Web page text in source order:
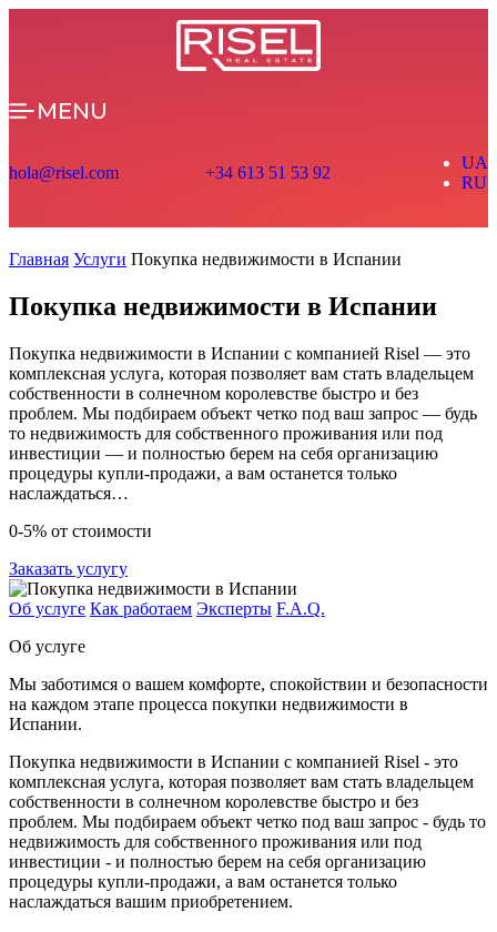
MENU
hola@risel.com +34 613 51 53 92
UA
RU
Главная Услуги Покупка недвижимости в Испании
Покупка недвижимости в Испании
Покупка недвижимости в Испании с компанией Risel — это
комплексная услуга, которая позволяет вам стать владельцем
собственности в солнечном королевстве быстро и без
проблем. Мы подбираем объект четко под ваш запрос — будь
то недвижимость для собственного проживания или под
инвестиции — и полностью берем на себя организацию
процедуры купли-продажи, а вам останется только
наслаждаться…
0-5% от стоимости
Заказать услугу
Об услуге Как работаем Эксперты F.A.Q.
Об услуге
Мы заботимся о вашем комфорте, спокойствии и безопасности
на каждом этапе процесса покупки недвижимости в
Испании.
Покупка недвижимости в Испании с компанией Risel - это
комплексная услуга, которая позволяет вам стать владельцем
собственности в солнечном королевстве быстро и без
проблем. Мы подбираем объект четко под ваш запрос - будь то
недвижимость для собственного проживания или под
инвестиции - и полностью берем на себя организацию
процедуры купли-продажи, а вам останется только
наслаждаться вашим приобретением.